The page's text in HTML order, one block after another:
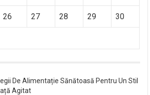
26 27 28 29 30
De Alimentație Sănătoasă Pentru Un Stil
Agitat